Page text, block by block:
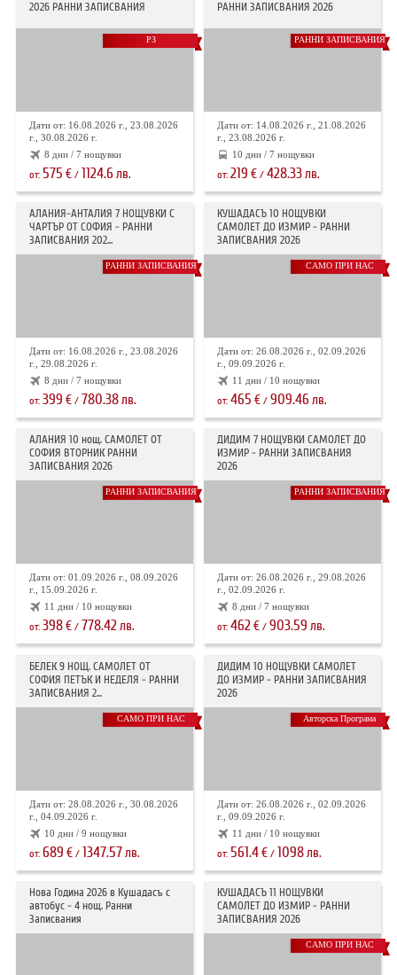
2026 РАННИ ЗАПИСВАНИЯ
РЗ
Дати от: 16.08.2026 г., 23.08.2026
г., 30.08.2026 г.
8 дни / 7 нощувки
от: 575 €/ 1124.6лв.
РАННИ ЗАПИСВАНИЯ 2026
РАННИ ЗАПИСВАНИЯ
Дати от: 14.08.2026 г., 21.08.2026
г., 23.08.2026 г.
10 дни / 7 нощувки
от:219 € /428.33лв.
АЛАНИЯ-АНТАЛИЯ 7 НОЩУВКИ С
ЧАРТЪР ОТ СОФИЯ - РАННИ
ЗАПИСВАНИЯ 202...
РАННИ ЗАПИСВАНИЯ
Дати от: 16.08.2026 г., 23.08.2026
г., 29.08.2026 г.
8 дни / 7 нощувки
от: 399 €/ 780.38лв.
КУШАДАСЪ 10 НОЩУВКИ
САМОЛЕТ ДО ИЗМИР - РАННИ
ЗАПИСВАНИЯ 2026
САМО ПРИ НАС
Дати от: 26.08.2026 г., 02.09.2026
г., 09.09.2026 г.
11 дни / 10 нощувки
от:465 € /909.46лв.
АЛАНИЯ 10 нощ. САМОЛЕТ ОТ
СОФИЯ ВТОРНИК РАННИ
ЗАПИСВАНИЯ 2026
РАННИ ЗАПИСВАНИЯ
Дати от: 01.09.2026 г., 08.09.2026
г., 15.09.2026 г.
11 дни / 10 нощувки
от: 398€/ 778.42лв.
ДИДИМ 7 НОЩУВКИ САМОЛЕТ ДО
ИЗМИР - РАННИ ЗАПИСВАНИЯ
2026
РАННИ ЗАПИСВАНИЯ
Дати от: 26.08.2026 г., 29.08.2026
г., 02.09.2026 г.
8 дни / 7 нощувки
от:462€ /903.59 лв.
БЕЛЕК 9 НОЩ. САМОЛЕТ ОТ
СОФИЯ ПЕТЪК И НЕДЕЛЯ - РАННИ
ЗАПИСВАНИЯ 2...
САМО ПРИ НАС
Дати от: 28.08.2026 г., 30.08.2026
г., 04.09.2026 г.
10 дни / 9 нощувки
от: 689 €/ 1347.57лв.
ДИДИМ 10 НОЩУВКИ САМОЛЕТ
ДО ИЗМИР - РАННИ ЗАПИСВАНИЯ
2026
Авторска Програма
Дати от: 26.08.2026 г., 02.09.2026
г., 09.09.2026 г.
11 дни / 10 нощувки
от:561.4€ / 1098лв.
Нова Година 2026 в Кушадасъ с
автобус - 4 нощ. Ранни
Записвания
КУШАДАСЪ 11 НОЩУВКИ
САМОЛЕТ ДО ИЗМИР - РАННИ
ЗАПИСВАНИЯ 2026
САМО ПРИ НАС